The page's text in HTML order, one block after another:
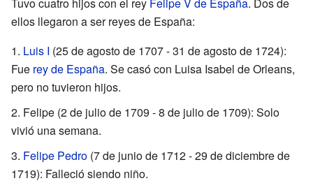
Tuvo cuatro hijos con el rey Felipe V de España. Dos de
ellos llegaron a ser reyes de España:
Luis I (25 de agosto de 1707 - 31 de agosto de 1724):
Fue rey de España. Se casó con Luisa Isabel de Orleans,
pero no tuvieron hijos.
Felipe (2 de julio de 1709 - 8 de julio de 1709): Solo
vivió una semana.
Felipe Pedro (7 de junio de 1712 - 29 de diciembre de
1719): Falleció siendo niño.